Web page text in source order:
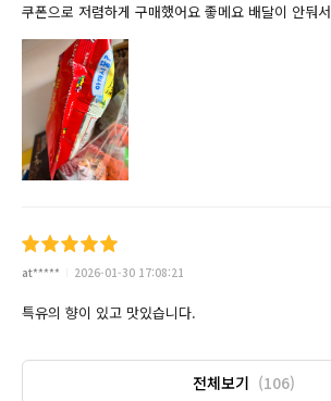
쿠폰으로 저렴하게 구매했어요 좋메요 배달이 안둬서
at***** 2026-01-30 17:08:21
특유의 향이 있고 맛있습니다.
전체보기 (106)